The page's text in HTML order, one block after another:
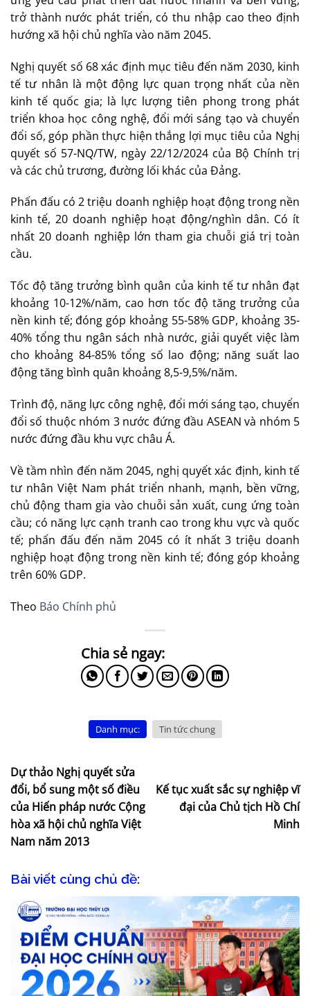
trở thành nước phát triển, có thu nhập cao theo định
hướng xã hội chủ nghĩa vào năm 2045.
Nghị quyết số 68 xác định mục tiêu đến năm 2030, kinh
tế tư nhân là một động lực quan trọng nhất của nền
kinh tế quốc gia; là lực lượng tiên phong trong phát
triển khoa học công nghệ, đổi mới sáng tạo và chuyển
đổi số, góp phần thực hiện thắng lợi mục tiêu của Nghị
quyết số 57-NQ/TW, ngày 22/12/2024 của Bộ Chính trị
và các chủ trương, đường lối khác của Đảng.
Phấn đấu có 2 triệu doanh nghiệp hoạt động trong nền
kinh tế, 20 doanh nghiệp hoạt động/nghìn dân. Có ít
nhất 20 doanh nghiệp lớn tham gia chuỗi giá trị toàn
cầu.
Tốc độ tăng trưởng bình quân của kinh tế tư nhân đạt
khoảng 10-12%/năm, cao hơn tốc độ tăng trưởng của
nền kinh tế; đóng góp khoảng 55-58% GDP, khoảng 35-
40% tổng thu ngân sách nhà nước, giải quyết việc làm
cho khoảng 84-85% tổng số lao động; năng suất lao
động tăng bình quân khoảng 8,5-9,5%/năm.
Trình độ, năng lực công nghệ, đổi mới sáng tạo, chuyển
đổi số thuộc nhóm 3 nước đứng đầu ASEAN và nhóm 5
nước đứng đầu khu vực châu Á.
Về tầm nhìn đến năm 2045, nghị quyết xác định, kinh tế
tư nhân Việt Nam phát triển nhanh, mạnh, bền vững,
chủ động tham gia vào chuỗi sản xuất, cung ứng toàn
cầu; có năng lực cạnh tranh cao trong khu vực và quốc
tế; phấn đấu đến năm 2045 có ít nhất 3 triệu doanh
nghiệp hoạt động trong nền kinh tế; đóng góp khoảng
trên 60% GDP.
Theo Báo Chính phủ
Danh mục: Tin tức chung
Dự thảo Nghị quyết sửa
đổi, bổ sung một số điều
của Hiến pháp nước Cộng
hòa xã hội chủ nghĩa Việt
Nam năm 2013
Kế tục xuất sắc sự nghiệp vĩ
đại của Chủ tịch Hồ Chí
Minh
Bài viết cùng chủ đề: